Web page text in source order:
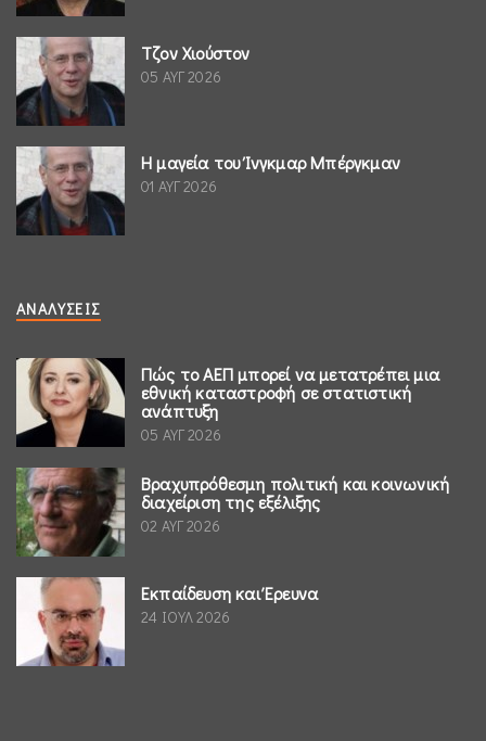
Τζον Χιούστον
05 ΑΥΓ 2026
Η μαγεία του Ίνγκμαρ Μπέργκμαν
01 ΑΥΓ 2026
ΑΝΑΛΎΣΕΙΣ
Πώς το ΑΕΠ μπορεί να μετατρέπει μια
εθνική καταστροφή σε στατιστική
ανάπτυξη
05 ΑΥΓ 2026
Βραχυπρόθεσμη πολιτική και κοινωνική
διαχείριση της εξέλιξης
02 ΑΥΓ 2026
Εκπαίδευση και Έρευνα
24 ΙΟΥΛ 2026